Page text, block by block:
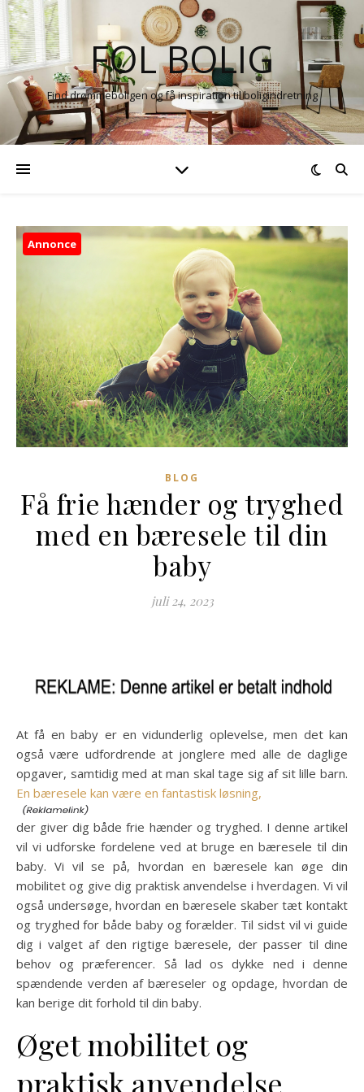
FOL BOLIG
Find drømmeboligen og få inspiration til boligindretning
Annonce
BLOG
Få frie hænder og tryghed
med en bæresele til din
baby
juli 24, 2023
At få en baby er en vidunderlig oplevelse, men det kan
også være udfordrende at jonglere med alle de daglige
opgaver, samtidig med at man skal tage sig af sit lille barn.
En bæresele kan være en fantastisk løsning,
der giver dig både frie hænder og tryghed. I denne artikel
vil vi udforske fordelene ved at bruge en bæresele til din
baby. Vi vil se på, hvordan en bæresele kan øge din
mobilitet og give dig praktisk anvendelse i hverdagen. Vi vil
også undersøge, hvordan en bæresele skaber tæt kontakt
og tryghed for både baby og forælder. Til sidst vil vi guide
dig i valget af den rigtige bæresele, der passer til dine
behov og præferencer. Så lad os dykke ned i denne
spændende verden af bæreseler og opdage, hvordan de
kan berige dit forhold til din baby.
Øget mobilitet og
praktisk anvendelse